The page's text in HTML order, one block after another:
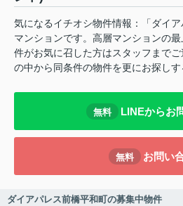
気になるイチオシ物件情報：「ダイ
マンションです。高層マンションの
件がお気に召した方はスタッフまで
の中から同条件の物件を更にお探しす
無料 LINEからお
無料 お問い
ダイアパレス前橋平和町の募集中物件